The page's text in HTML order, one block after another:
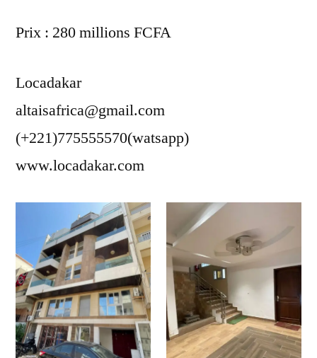
Prix : 280 millions FCFA
Locadakar
altaisafrica@gmail.com
(+221)775555570(watsapp)
www.locadakar.com